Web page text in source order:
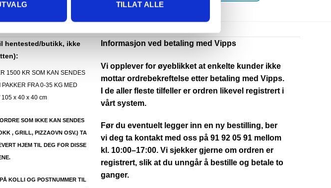
TILLAT ALLE
hentested/butikk, ikke
1500 KR SOM KAN SENDES
FRA 0-35 KG MED
105 x 40 x 40 cm
SOM IKKE KAN SENDES
, GRILL, PIZZAOVN OSV.) TA
HJEM TIL DEG FOR DISSE
KOLLI OG POSTNUMMER TIL
Informasjon ved betaling med Vipps
Vi opplever for øyeblikket at enkelte kunder ikke
mottar ordrebekreftelse etter betaling med Vipps.
I de aller fleste tilfeller er ordren likevel registrert i
vårt system.
Før du eventuelt legger inn en ny bestilling, ber
vi deg ta kontakt med oss på 91 92 05 91 mellom
kl. 10:00–17:00. Vi sjekker gjerne om ordren er
registrert, slik at du unngår å bestille og betale to
ganger.